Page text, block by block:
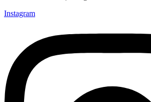
Instagram